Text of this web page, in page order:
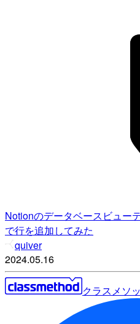
Notionのデータベースビュー
で行を追加してみた
quiver
2024.05.16
クラスメソ